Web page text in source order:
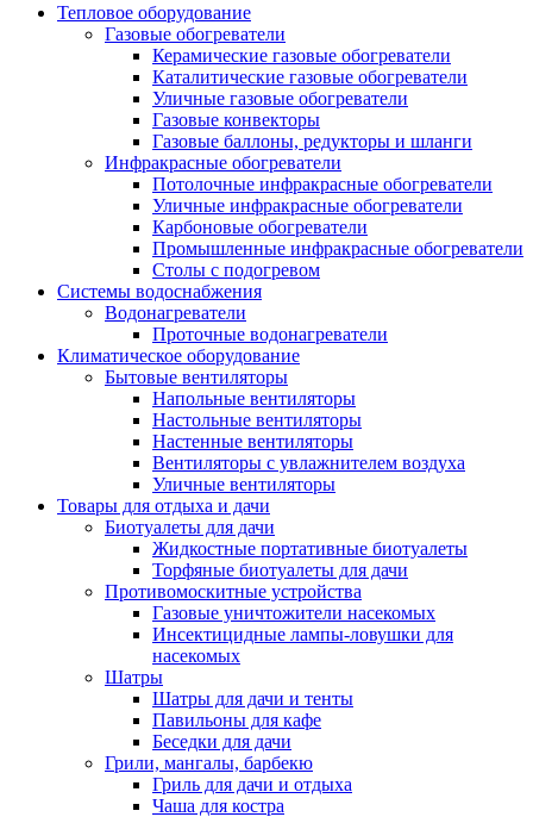
Тепловое оборудование
Газовые обогреватели
Керамические газовые обогреватели
Каталитические газовые обогреватели
Уличные газовые обогреватели
Газовые конвекторы
Газовые баллоны, редукторы и шланги
Инфракрасные обогреватели
Потолочные инфракрасные обогреватели
Уличные инфракрасные обогреватели
Карбоновые обогреватели
Промышленные инфракрасные обогреватели
Столы с подогревом
Системы водоснабжения
Водонагреватели
Проточные водонагреватели
Климатическое оборудование
Бытовые вентиляторы
Напольные вентиляторы
Настольные вентиляторы
Настенные вентиляторы
Вентиляторы с увлажнителем воздуха
Уличные вентиляторы
Товары для отдыха и дачи
Биотуалеты для дачи
Жидкостные портативные биотуалеты
Торфяные биотуалеты для дачи
Противомоскитные устройства
Газовые уничтожители насекомых
Инсектицидные лампы-ловушки для
насекомых
Шатры
Шатры для дачи и тенты
Павильоны для кафе
Беседки для дачи
Грили, мангалы, барбекю
Гриль для дачи и отдыха
Чаша для костра